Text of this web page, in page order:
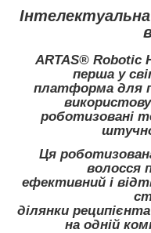
АRTAS® Robotic
перша у
платформа для
роботизовані
Ця
волосся
ефективний і
ділянки
на одній